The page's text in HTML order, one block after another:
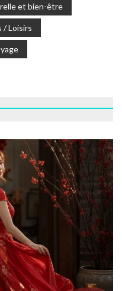
et bien-être
/ Loisirs